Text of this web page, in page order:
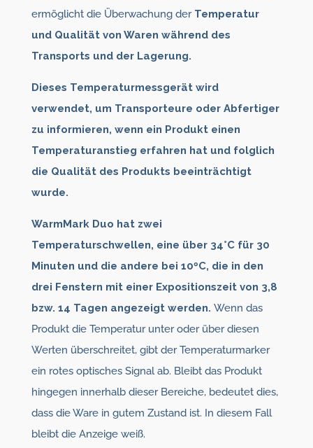
ermöglicht die Überwachung der Temperatur
und Qualität von Waren während des
Transports und der Lagerung.
Dieses Temperaturmessgerät wird
verwendet, um Transporteure oder Abfertiger
zu informieren, wenn ein Produkt einen
Temperaturanstieg erfahren hat und folglich
die Qualität des Produkts beeinträchtigt
wurde.
WarmMark Duo hat zwei
Temperaturschwellen, eine über 34°C für 30
Minuten und die andere bei 10ºC, die in den
drei Fenstern mit einer Expositionszeit von 3,8
bzw. 14 Tagen angezeigt werden. Wenn das
Produkt die Temperatur unter oder über diesen
Werten überschreitet, gibt der Temperaturmarker
ein rotes optisches Signal ab. Bleibt das Produkt
hingegen innerhalb dieser Bereiche, bedeutet dies,
dass die Ware in gutem Zustand ist. In diesem Fall
bleibt die Anzeige weiß.